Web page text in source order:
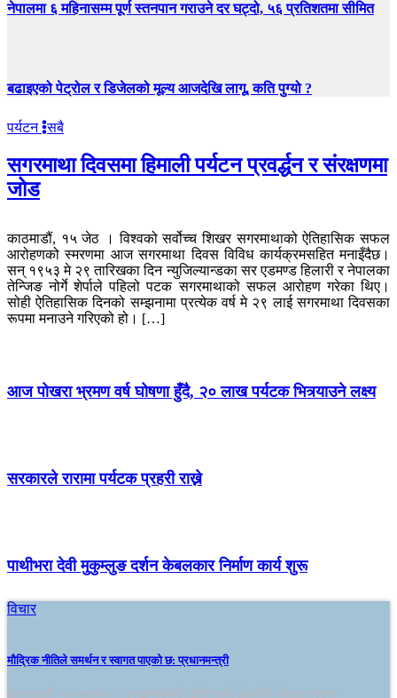
नेपालमा ६ महिनासम्म पूर्ण स्तनपान गराउने दर घट्दो, ५६ प्रतिशतमा सीमित
बढाइएको पेट्रोल र डिजेलको मूल्य आजदेखि लागू, कति पुग्यो ?
पर्यटन सबै
सगरमाथा दिवसमा हिमाली पर्यटन प्रवर्द्धन र संरक्षणमा
जोड
काठमाडौं, १५ जेठ । विश्वको सर्वोच्च शिखर सगरमाथाको ऐतिहासिक सफल
आरोहणको स्मरणमा आज सगरमाथा दिवस विविध कार्यक्रमसहित मनाइँदैछ।
सन् १९५३ मे २९ तारिखका दिन न्युजिल्यान्डका सर एडमण्ड हिलारी र नेपालका
तेन्जिङ नोर्गे शेर्पाले पहिलो पटक सगरमाथाको सफल आरोहण गरेका थिए।
सोही ऐतिहासिक दिनको सम्झनामा प्रत्येक वर्ष मे २९ लाई सगरमाथा दिवसका
रूपमा मनाउने गरिएको हो। […]
आज पोखरा भ्रमण वर्ष घोषणा हुँदै, २० लाख पर्यटक भित्र्याउने लक्ष्य
सरकारले रारामा पर्यटक प्रहरी राख्ने
पाथीभरा देवी मुकुम्लुङ दर्शन केबलकार निर्माण कार्य शुरू
विचार
मौद्रिक नीतिले समर्थन र स्वागत पाएको छ: प्रधानमन्त्री